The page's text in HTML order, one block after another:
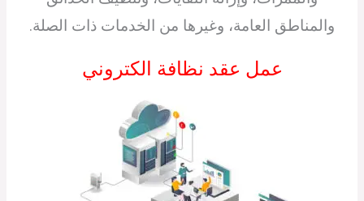
والمناطق العامة، وغيرها من الخدمات ذات الصلة.
عمل عقد نظافة الكتروني